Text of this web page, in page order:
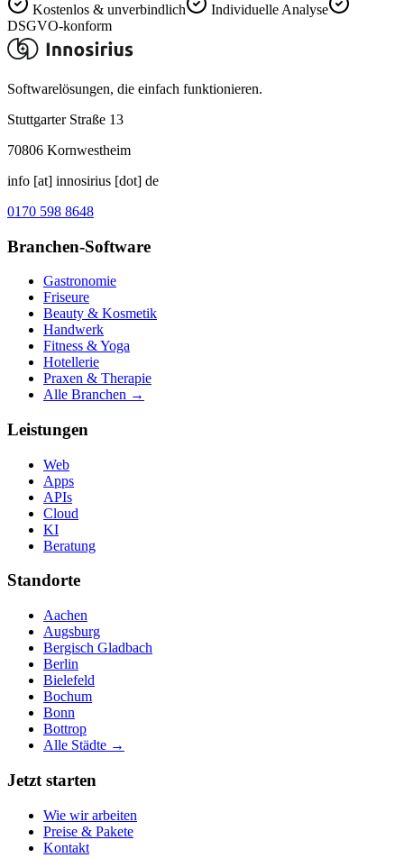
Kostenlos & unverbindlich
Individuelle Analyse
DSGVO-konform
Softwarelösungen, die einfach funktionieren.
Stuttgarter Straße 13
70806 Kornwestheim
info [at] innosirius [dot] de
0170 598 8648
Branchen-Software
Gastronomie
Friseure
Beauty & Kosmetik
Handwerk
Fitness & Yoga
Hotellerie
Praxen & Therapie
Alle Branchen →
Leistungen
Web
Apps
APIs
Cloud
KI
Beratung
Standorte
Aachen
Augsburg
Bergisch Gladbach
Berlin
Bielefeld
Bochum
Bonn
Bottrop
Alle Städte →
Jetzt starten
Wie wir arbeiten
Preise & Pakete
Kontakt